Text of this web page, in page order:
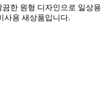
한 원형 디자인으로 일상용
사용 새상품입니다.